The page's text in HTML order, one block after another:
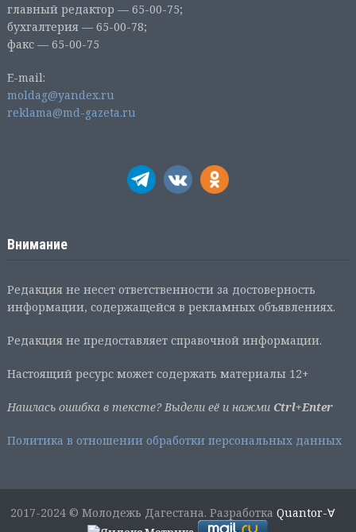
главный редактор — 65-00-75;
бухгалтерия — 65-00-78;
факс — 65-00-75
E-mail:
moldag@yandex.ru
reklama@md-gazeta.ru
Внимание
Редакция не несет ответственности за достоверность
информации, содержащейся в рекламных объявлениях.
Редакция не предоставляет справочной информации.
Настоящий ресурс может содержать материалы 12+
Нашлась ошибка в тексте? Выдели её и нажми Ctrl+Enter
Политика в отношении обработки персональных данных
2017-2024 © Молодежь Дагестана. РазработкаQuantor-∀